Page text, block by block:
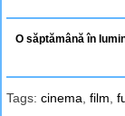
O săptămână în
Tags: cinema film